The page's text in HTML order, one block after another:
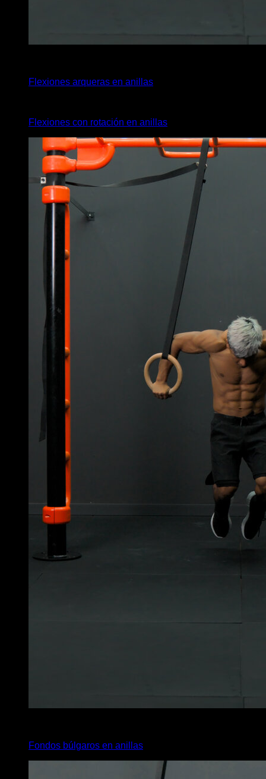
Flexiones arqueras en anillas
Flexiones con rotación en anillas
Fondos búlgaros en anillas